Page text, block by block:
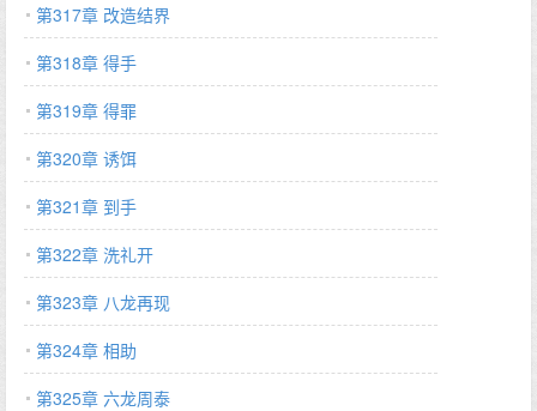
第317章 改造结界
第318章 得手
第319章 得罪
第320章 诱饵
第321章 到手
第322章 洗礼开
第323章 八龙再现
第324章 相助
第325章 六龙周泰